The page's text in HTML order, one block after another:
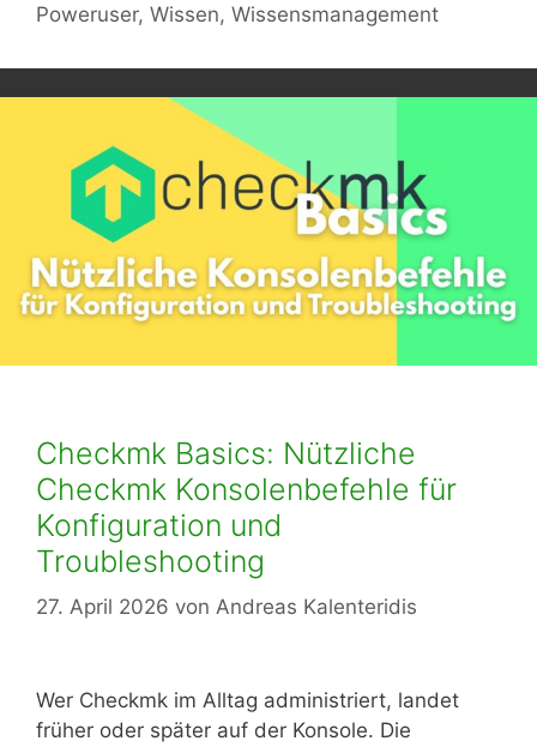
Poweruser, Wissen, Wissensmanagement
Checkmk Basics: Nützliche
Checkmk Konsolenbefehle für
Konfiguration und
Troubleshooting
27. April 2026 von Andreas Kalenteridis
Wer Checkmk im Alltag administriert, landet
früher oder später auf der Konsole. Die